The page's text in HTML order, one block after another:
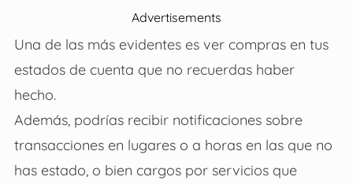
Advertisements
Una de las más evidentes es ver compras en tus
estados de cuenta que no recuerdas haber
hecho.
Además, podrías recibir notificaciones sobre
transacciones en lugares o a horas en las que no
has estado, o bien cargos por servicios que